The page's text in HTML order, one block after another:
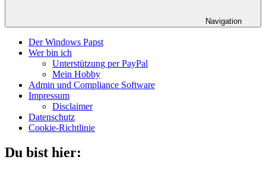
Navigation
Der Windows Papst
Wer bin ich
Unterstützung per PayPal
Mein Hobby
Admin und Compliance Software
Impressum
Disclaimer
Datenschutz
Cookie-Richtlinie
Du bist hier: